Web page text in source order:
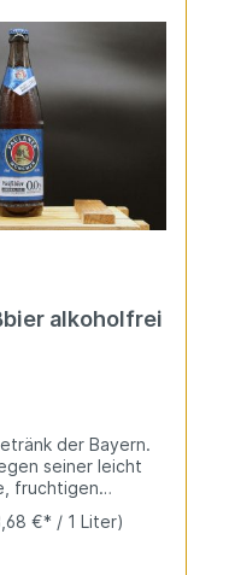
alkoholfrei
der Bayern.
seiner leicht
fruchtigen
wird dem
€* / 1 Liter)